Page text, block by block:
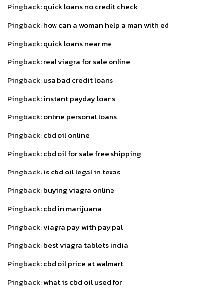
Pingback:quick loans no credit check
Pingback:how can a woman help a man with ed
Pingback:quick loans near me
Pingback:real viagra for sale online
Pingback:usa bad credit loans
Pingback:instant payday loans
Pingback:online personal loans
Pingback:cbd oil online
Pingback:cbd oil for sale free shipping
Pingback:is cbd oil legal in texas
Pingback:buying viagra online
Pingback:cbd in marijuana
Pingback:viagra pay with pay pal
Pingback:best viagra tablets india
Pingback:cbd oil price at walmart
Pingback:what is cbd oil used for